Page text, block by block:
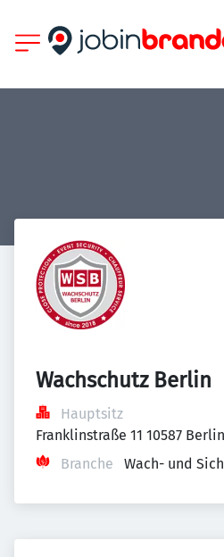
Wachschutz Berlin
Hauptsitz
Franklinstraße 11 10587
Branche
Wach- und